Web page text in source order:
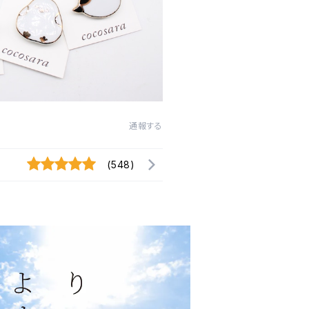
通報する
(548)